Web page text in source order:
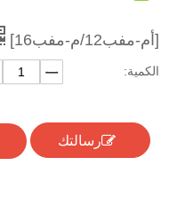
[أم-مفب12/م-مفب16]
الكمية:
رسالتك